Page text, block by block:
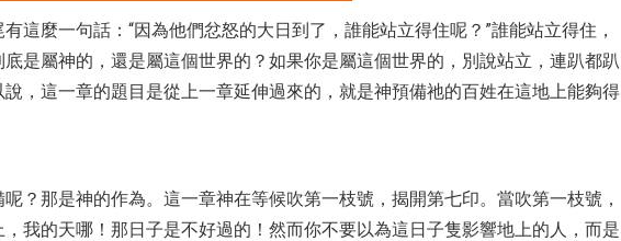
這麼一句話：“因為他們忿怒的大日到了，誰能站立得住呢？”誰能站立得住，
底是屬神的，還是屬這個世界的？如果你是屬這個世界的，別說站立，連趴都趴
說，這一章的題目是從上一章延伸過來的，就是神預備祂的百姓在這地上能夠得
？那是神的作為。這一章神在等候吹第一枝號，揭開第七印。當吹第一枝號，
，我的天哪！那日子是不好過的！然而你不要以為這日子隻影響地上的人，而是